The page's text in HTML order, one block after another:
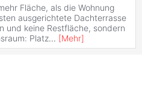
Fläche, als die Wohnung
ausgerichtete Dachterrasse
und keine Restfläche, sondern
Platz... [Mehr]